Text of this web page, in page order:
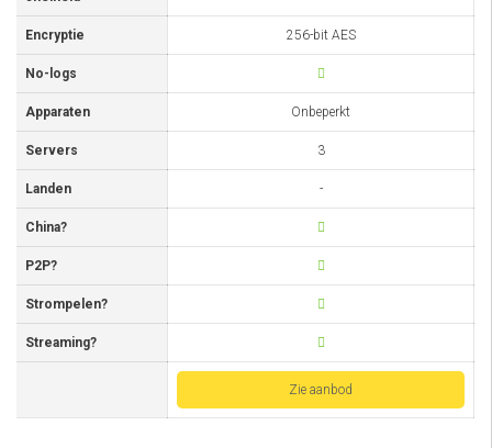
Encryptie 256-bit AES
No-logs
Apparaten Onbeperkt
Servers 3
Landen -
China?
P2P?
Strompelen?
Streaming?
Zie aanbod